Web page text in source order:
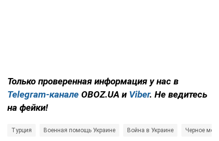
Только проверенная информация у нас в
Telegram-канале OBOZ.UA и Viber. Не ведитесь
на фейки!
Турция Военная помощь Украине Война в Украине Черное